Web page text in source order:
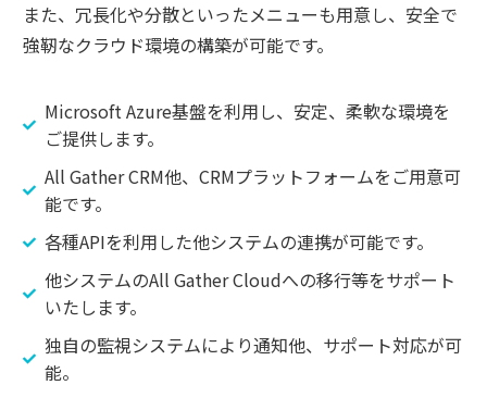
また、冗長化や分散といったメニューも用意し、安全で
強靭なクラウド環境の構築が可能です。
Microsoft Azure基盤を利用し、安定、柔軟な環境を
ご提供します。
All Gather CRM他、CRMプラットフォームをご用意可
能です。
各種APIを利用した他システムの連携が可能です。
他システムのAll Gather Cloudへの移行等をサポート
いたします。
独自の監視システムにより通知他、サポート対応が可
能。